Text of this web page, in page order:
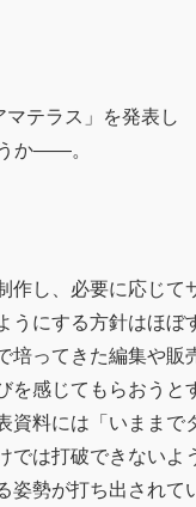
テラス」を発表し
か――。
作し、必要に応じて
うにする方針はほぼ
培ってきた編集や販
を感じてもらおうと
資料には「いままで
では打破できないよ
姿勢が打ち出されて